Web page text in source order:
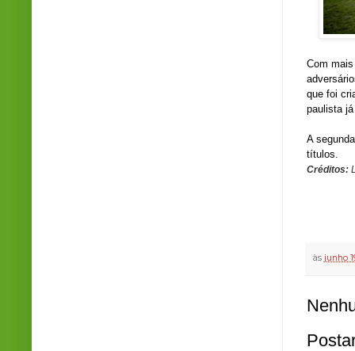
Com
que foi
paulista
A
títulos.
Créditos:
às junho